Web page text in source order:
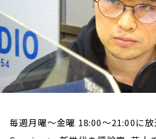
毎週月曜～金曜 18:00～21:00に放